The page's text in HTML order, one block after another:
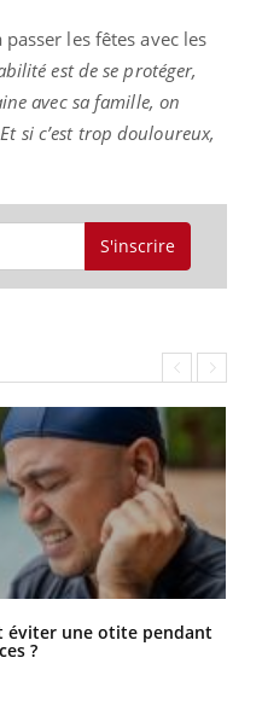
les fêtes avec les
est de se protéger,
avec sa famille, on
si c’est trop douloureux,
S'inscrire
éviter une otite pendant
?
numérique » pour
lié à un groupe
d'un « jumeau